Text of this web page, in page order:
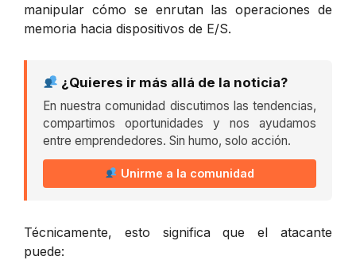
manipular cómo se enrutan las operaciones de
memoria hacia dispositivos de E/S.
¿Quieres ir más allá de la noticia?
En nuestra comunidad discutimos las tendencias,
compartimos oportunidades y nos ayudamos
entre emprendedores. Sin humo, solo acción.
Unirme a la comunidad
Técnicamente, esto significa que el atacante
puede: